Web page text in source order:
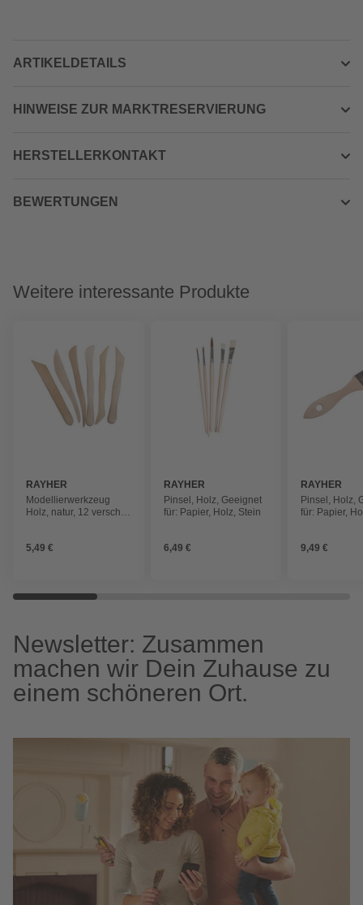
ARTIKELDETAILS
HINWEISE ZUR MARKTRESERVIERUNG
HERSTELLERKONTAKT
BEWERTUNGEN
Weitere interessante Produkte
RAYHER
Modellierwerkzeug
Holz, natur, 12 versch.
5,49 €
RAYHER
Pinsel, Holz, Geeignet
für: Papier, Holz, Stein
6,49 €
RAYHER
Pinsel, Holz,
für: Papier,
9,49 €
Newsletter: Zusammen
machen wir Dein Zuhause zu
einem schöneren Ort.